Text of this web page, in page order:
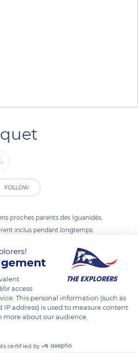
FOLLOW
proches parents des Iguanidés,
inclus pendant longtemps
de 380 espèces.
access
This personal information (such as
address) is used to measure content
more about our audience.
certified by